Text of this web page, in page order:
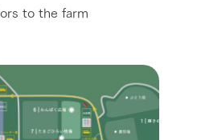
to the farm